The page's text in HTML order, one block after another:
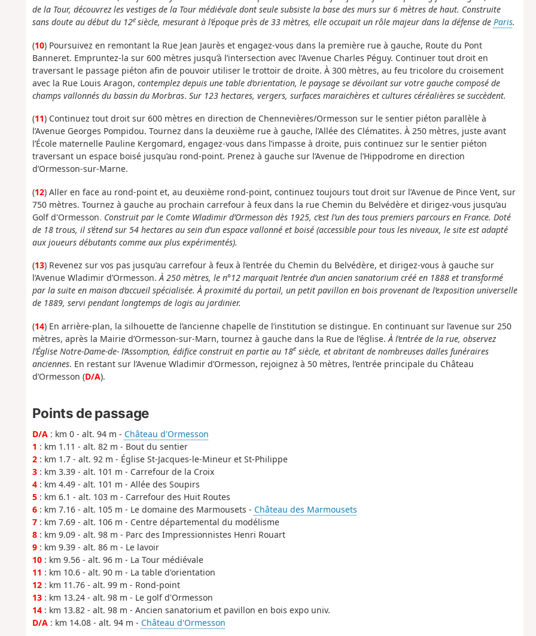
de la Tour, découvrez les vestiges de la Tour médiévale dont seule subsiste la base des murs sur 6 mètres de haut. Construite
sans doute au début du 12e siècle, mesurant à l’époque près de 33 mètres, elle occupait un rôle majeur dans la défense de Paris.
(10) Poursuivez en remontant la Rue Jean Jaurès et engagez-vous dans la première rue à gauche, Route du Pont
Banneret. Empruntez-la sur 600 mètres jusqu’à l’intersection avec l’Avenue Charles Péguy. Continuer tout droit en
traversant le passage piéton afin de pouvoir utiliser le trottoir de droite. À 300 mètres, au feu tricolore du croisement
avec la Rue Louis Aragon, contemplez depuis une table d’orientation, le paysage se dévoilant sur votre gauche composé de
champs vallonnés du bassin du Morbras. Sur 123 hectares, vergers, surfaces maraichères et cultures céréalières se succèdent.
(11) Continuez tout droit sur 600 mètres en direction de Chennevières/Ormesson sur le sentier piéton parallèle à
l’Avenue Georges Pompidou. Tournez dans la deuxième rue à gauche, l’Allée des Clématites. À 250 mètres, juste avant
l’École maternelle Pauline Kergomard, engagez-vous dans l’impasse à droite, puis continuez sur le sentier piéton
traversant un espace boisé jusqu’au rond-point. Prenez à gauche sur l’Avenue de l’Hippodrome en direction
d’Ormesson-sur-Marne.
(12) Aller en face au rond-point et, au deuxième rond-point, continuez toujours tout droit sur l’Avenue de Pince Vent, sur
750 mètres. Tournez à gauche au prochain carrefour à feux dans la rue Chemin du Belvédère et dirigez-vous jusqu’au
Golf d'Ormesson. Construit par le Comte Wladimir d’Ormesson dès 1925, c’est l’un des tous premiers parcours en France. Doté
de 18 trous, il s’étend sur 54 hectares au sein d’un espace vallonné et boisé (accessible pour tous les niveaux, le site est adapté
aux joueurs débutants comme aux plus expérimentés).
(13) Revenez sur vos pas jusqu’au carrefour à feux à l’entrée du Chemin du Belvédère, et dirigez-vous à gauche sur
l’Avenue Wladimir d’Ormesson.À 250 mètres, le n°12 marquait l’entrée d’un ancien sanatorium créé en 1888 et transformé
par la suite en maison d’accueil spécialisée. À proximité du portail, un petit pavillon en bois provenant de l’exposition universelle
de 1889, servi pendant longtemps de logis au jardinier.
(14) En arrière-plan, la silhouette de l’ancienne chapelle de l’institution se distingue. En continuant sur l’avenue sur 250
mètres, après la Mairie d’Ormesson-sur-Marn, tournez à gauche dans la Rue de l’église. À l’entrée de la rue, observez
l’Église Notre-Dame-de- l’Assomption, édifice construit en partie au 18esiècle, et abritant de nombreuses dalles funéraires
anciennes. En restant sur l’Avenue Wladimir d’Ormesson, rejoignez à 50 mètres, l’entrée principale du Château
d’Ormesson (D/A).
Points de passage
D/A: km 0 - alt. 94 m - Château d'Ormesson
1 : km 1.11 - alt. 82 m - Bout du sentier
2: km 1.7 - alt. 92 m - Église St-Jacques-le-Mineur et St-Philippe
3: km 3.39 - alt. 101 m - Carrefour de la Croix
4: km 4.49 - alt. 101 m - Allée des Soupirs
5: km 6.1 - alt. 103 m - Carrefour des Huit Routes
6: km 7.16 - alt. 105 m - Le domaine des Marmousets - Château des Marmousets
7: km 7.69 - alt. 106 m - Centre départemental du modélisme
8: km 9.09 - alt. 98 m - Parc des Impressionnistes Henri Rouart
9: km 9.39 - alt. 86 m - Le lavoir
10: km 9.56 - alt. 96 m - La Tour médiévale
11 : km 10.6 - alt. 90 m - La table d'orientation
12: km 11.76 - alt. 99 m - Rond-point
13: km 13.24 - alt. 98 m - Le golf d'Ormesson
14: km 13.82 - alt. 98 m - Ancien sanatorium et pavillon en bois expo univ.
D/A: km 14.08 - alt. 94 m - Château d'Ormesson